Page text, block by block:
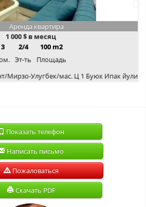
Аренда квартира
1 000$ в месяц
3
2/4
Эт-ть
100 m2
Площадь
Мирзо-Улугбек/мас. Ц 1 Буюк Ипак йули
Показать телефон
Написать письмо
Пожаловаться
Скачать PDF